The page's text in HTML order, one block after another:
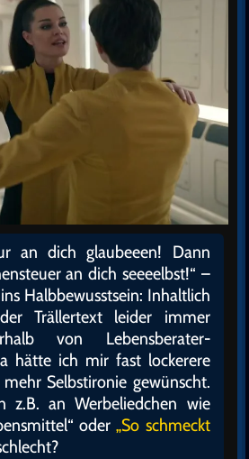
an dich glaubeeen! Dann
an dich seeeelbst!“ –
Halbbewusstsein: Inhaltlich
Trällertext leider immer
von Lebensberater-
hätte ich mir fast lockerere
Selbstironie gewünscht.
z.B. an Werbeliedchen wie
oder„So schmeckt